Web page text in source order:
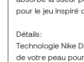
pour le jeu inspiré
Détails:
Technologie Nike
de votre peau